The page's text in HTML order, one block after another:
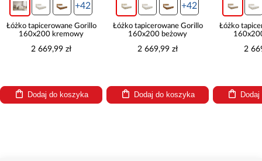
+42
tapicerowane Gorillo
kremowy
2 669,99 zł
Dodaj do koszyka
+42
Łóżko tapicerowane Gorillo
160x200 beżowy
2 669,99 zł
Dodaj do koszyka
Łóżko
160x200
2 669,99 zł
Dodaj do